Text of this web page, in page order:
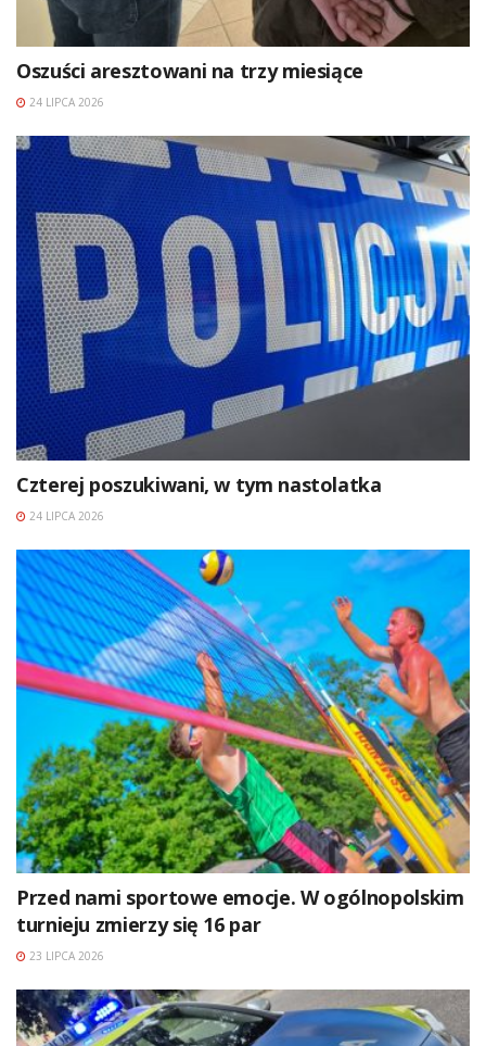
Oszuści aresztowani na trzy miesiące
24 LIPCA 2026
Czterej poszukiwani, w tym nastolatka
24 LIPCA 2026
Przed nami sportowe emocje. W ogólnopolskim
turnieju zmierzy się 16 par
23 LIPCA 2026